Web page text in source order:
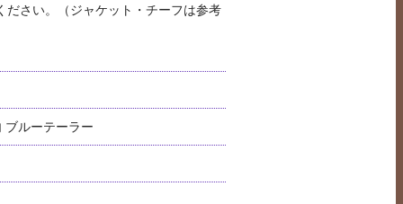
さい。（ジャケット・チーフは参考
ブルーテーラー